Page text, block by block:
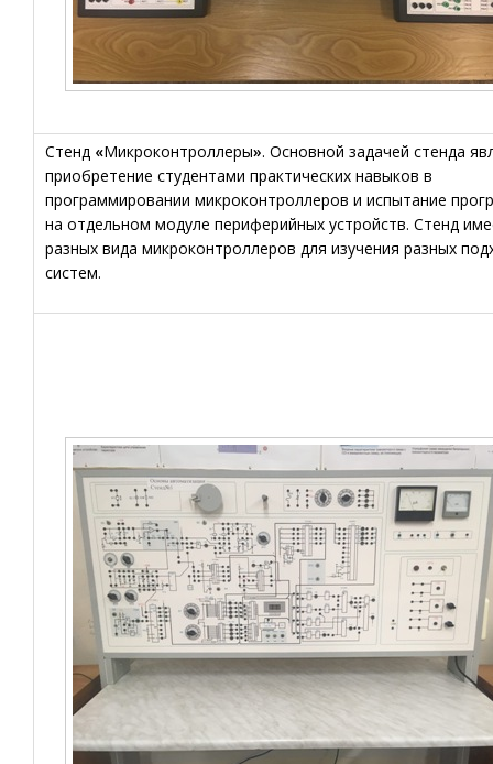
Стенд «Микроконтроллеры». Основной задачей стенда
приобретение студентами практических навыков в
программировании микроконтроллеров и испытание
на отдельном модуле периферийных устройств. Стенд
разных вида микроконтроллеров для изучения разных
систем.